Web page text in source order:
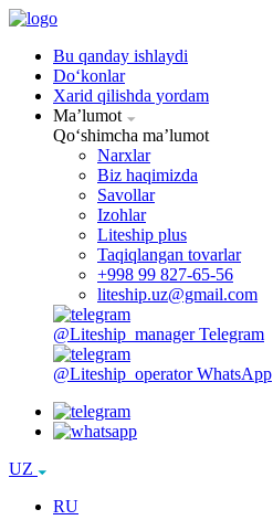
Bu qanday ishlaydi
Doʻkonlar
Xarid qilishda yordam
Maʼlumot
Qoʻshimcha maʼlumot
Narxlar
Biz haqimizda
Savollar
Izohlar
Liteship plus
Taqiqlangan tovarlar
+998 99 827-65-56
liteship.uz@gmail.com
@Liteship_manager Telegram
@Liteship_operator WhatsApp
UZ
RU